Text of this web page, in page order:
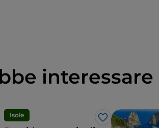
interessare
Isole
Like